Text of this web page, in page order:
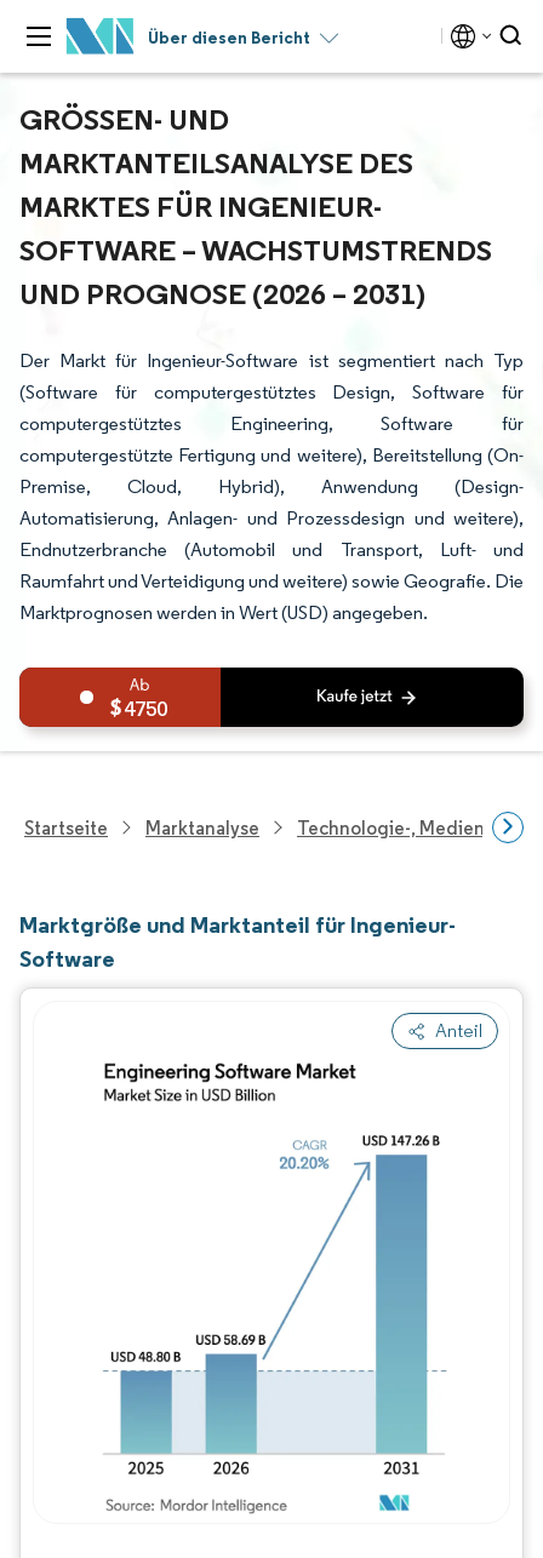
Über diesen Bericht
GRÖSSEN- UND M
ARKTANTEILSANALYSE DES M
ARKTES FÜR INGENIEUR-S
OFTWARE – WACHSTUMSTRENDS U
ND PROGNOSE (2026 – 2031)
Der Markt für Ingenieur-Software ist segmentiert nach Typ
(Software für computergestütztes Design, Software für
computergestütztes Engineering, Software für
computergestützte Fertigung und weitere), Bereitstellung (On-
Premise, Cloud, Hybrid), Anwendung (Design-
Automatisierung, Anlagen- und Prozessdesign und weitere),
Endnutzerbranche (Automobil und Transport, Luft- und
Raumfahrt und Verteidigung und weitere) sowie Geografie. Die
Marktprognosen werden in Wert (USD) angegeben.
4750
Startseite Marktanalyse Technologie-, Medien- Und
Marktgröße und Marktanteil für Ingenieur-
Software
Anteil
Bild © Mordor Intelligence.